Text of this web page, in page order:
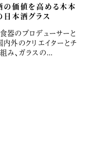
の価値を高める木本
日本酒グラス
器のプロデューサーと
内外のクリエイターとチ
み、ガラスの...